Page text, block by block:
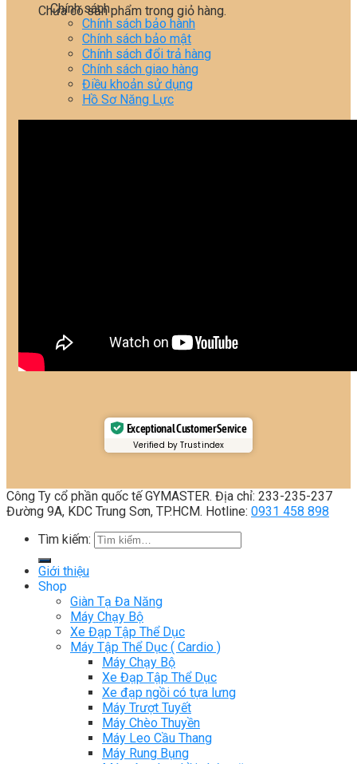
Chưa có sản phẩm trong giỏ hàng.
Chính sách
Chính sách bảo hành
Chính sách bảo mật
Chính sách đổi trả hàng
Chính sách giao hàng
Điều khoản sử dụng
Hồ Sơ Năng Lực
Exceptional Customer Service
Verified by Trustindex
Công Ty cổ phần quốc tế GYMASTER. Địa chỉ: 233-235-237
Đường 9A, KDC Trung Sơn, TP.HCM. Hotline: 0931 458 898
Tìm kiếm:
Giới thiệu
Shop
Giàn Tạ Đa Năng
Máy Chạy Bộ
Xe Đạp Tập Thể Dục
Máy Tập Thể Dục ( Cardio )
Máy Chạy Bộ
Xe Đạp Tập Thể Dục
Xe đạp ngồi có tựa lưng
Máy Trượt Tuyết
Máy Chèo Thuyền
Máy Leo Cầu Thang
Máy Rung Bụng